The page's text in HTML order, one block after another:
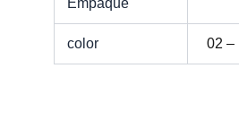
color 02 –